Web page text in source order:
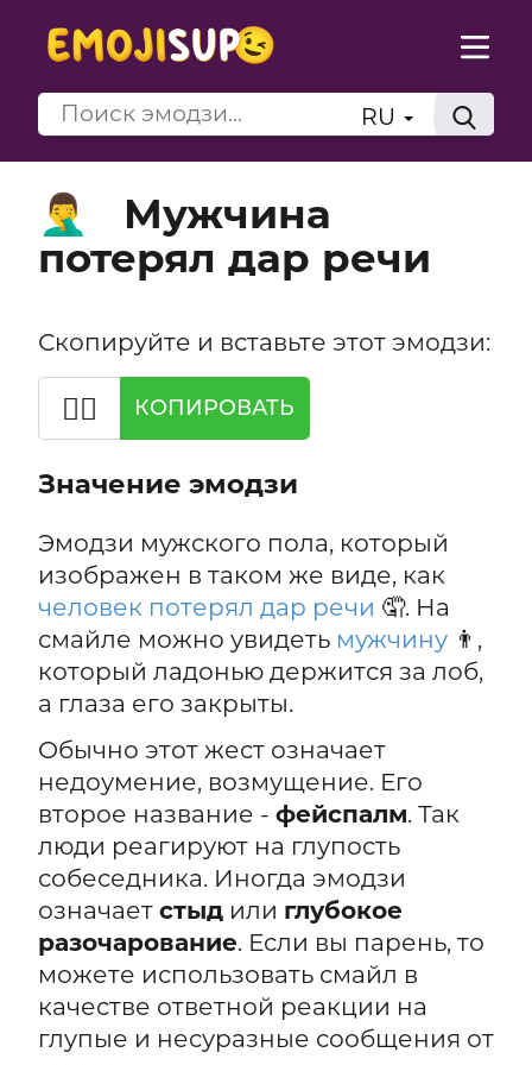
RU
🤦‍♂️
Мужчина
потерял дар речи
Скопируйте и вставьте этот эмодзи:
🤦‍♂️ КОПИРОВАТЬ
Значение эмодзи
Эмодзи мужского пола, который
изображен в таком же виде, как
человек потерял дар речи 🤦. На
смайле можно увидеть мужчину👨,
который ладонью держится за лоб,
а глаза его закрыты.
Обычно этот жест означает
недоумение, возмущение. Его
второе название - фейспалм. Так
люди реагируют на глупость
собеседника. Иногда эмодзи
означает стыдили глубокое
разочарование. Если вы парень, то
можете использовать смайл в
качестве ответной реакции на
глупые и несуразные сообщения от